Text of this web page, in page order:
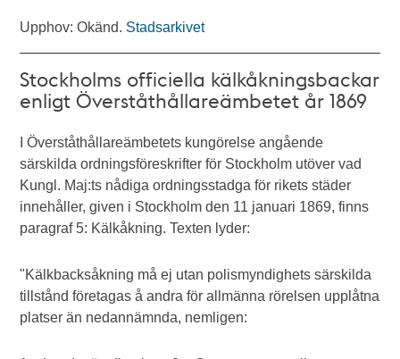
Upphov: Okänd. Stadsarkivet
Stockholms officiella kälkåkningsbackar
enligt Överståthållareämbetet år 1869
I Överståthållareämbetets kungörelse angående
särskilda ordningsföreskrifter för Stockholm utöver vad
Kungl. Maj:ts nådiga ordningsstadga för rikets städer
innehåller, given i Stockholm den 11 januari 1869, finns
paragraf 5: Kälkåkning. Texten lyder:
"Kälkbacksåkning må ej utan polismyndighets särskilda
tillstånd företagas å andra för allmänna rörelsen upplåtna
platser än nedannämnda, nemligen: